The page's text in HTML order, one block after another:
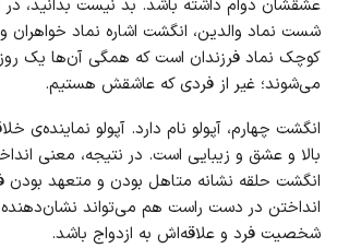
عشقشان دوام داشته باشد. بد نیست بدانید،
شست نماد والدین، انگشت اشاره نماد خواهران
کوچک نماد فرزندان است که همگی آن‌ها یک
می‌شوند؛ غیر از فردی که عاشقش هستیم.
انگشت چهارم، آپولو نام دارد. آپولو نماینده‌ی
بالا و عشق و زیبایی است. در نتیجه، معنی
انگشت حلقه نشانه متاهل بودن و متعهد بودن
انداختن در دست راست هم می‌تواند
شخصیت فرد و علاقه‌اش به ازدواج باشد.